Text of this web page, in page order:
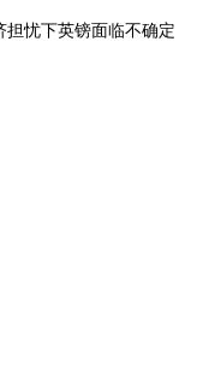
忧下英镑面临不确定